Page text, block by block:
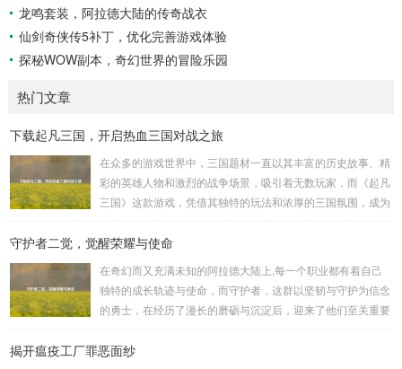
龙鸣套装，阿拉德大陆的传奇战衣
仙剑奇侠传5补丁，优化完善游戏体验
探秘WOW副本，奇幻世界的冒险乐园
热门文章
下载起凡三国，开启热血三国对战之旅
在众多的游戏世界中，三国题材一直以其丰富的历史故事、精
彩的英雄人物和激烈的战争场景，吸引着无数玩家，而《起凡
三国》这款游戏，凭借其独特的玩法和浓厚的三国氛围，成为
何进行起凡三国下载,开启一段热血的三国对战之旅。 《起凡
以化身为三国时期的知名将领，如勇猛无双的吕布、足智多谋
的诸葛亮、忠义双全的关羽等，率领自己的军队在战场上冲锋
陷阵、排兵布阵，游戏中的每一场战斗都充满了变...
守护者二觉，觉醒荣耀与使命
在奇幻而又充满未知的阿拉德大陆上,每一个职业都有着自己
独特的成长轨迹与使命，而守护者，这群以坚韧与守护为信念
的勇士，在经历了漫长的磨砺与沉淀后，迎来了他们至关重要
大陆的那一刻起，便肩负着守护的重任，他们身躯魁梧，手持
揭开瘟疫工厂罪恶面纱